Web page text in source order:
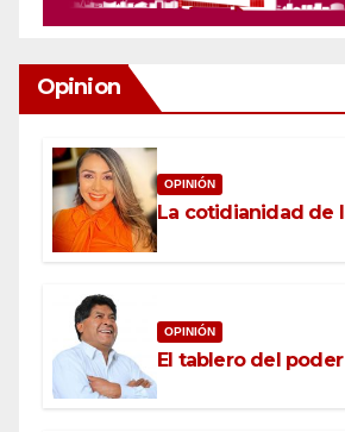
Opinion
OPINIÓN
La cotidianidad de
OPINIÓN
El tablero del poder